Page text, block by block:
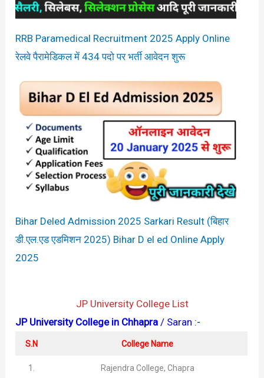
RRB Paramedical Recruitment 2025 Apply Online
रेलवे पैरामेडिकल में 434 पदो पर भर्ती आवेदन शुरू
Bihar Deled Admission 2025 Sarkari Result (बिहार
डी.एल.एड एडमिशन 2025) Bihar D el ed Online Apply
2025
JP University College List
JP University College in Chhapra / Saran :-
S.N College Name
1. Rajendra College, Chapra